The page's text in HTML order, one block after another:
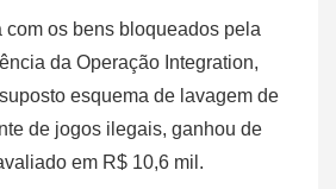
com os bens bloqueados pela
da Operação Integration,
esquema de lavagem de
de jogos ilegais, ganhou de
em R$ 10,6 mil.